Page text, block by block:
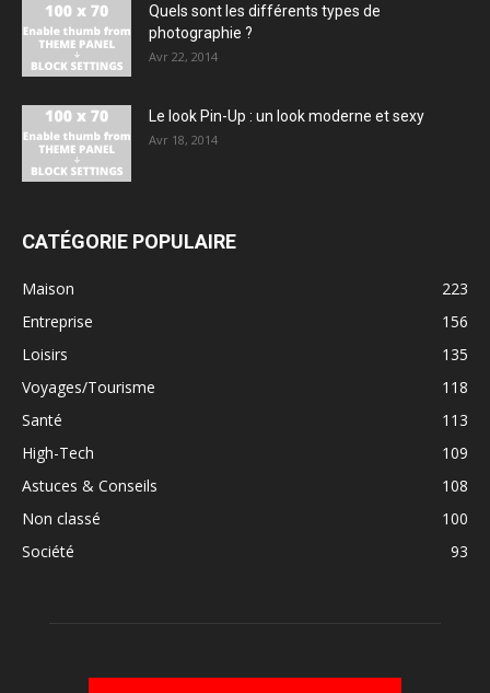
Quels sont les différents types de
photographie ?
Avr 22, 2014
Le look Pin-Up : un look moderne et sexy
Avr 18, 2014
CATÉGORIE POPULAIRE
Maison
223
Entreprise
156
Loisirs
135
Voyages/Tourisme
118
Santé
113
High-Tech
109
Astuces & Conseils
108
Non classé
100
Société
93